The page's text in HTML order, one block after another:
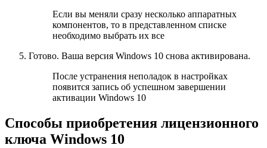
Если вы меняли сразу несколько аппаратных
компонентов, то в представленном списке
необходимо выбрать их все
Готово. Ваша версия Windows 10 снова активирована.
После устранения неполадок в настройках
появится запись об успешном завершении
активации Windows 10
Способы приобретения лицензионного
ключа Windows 10